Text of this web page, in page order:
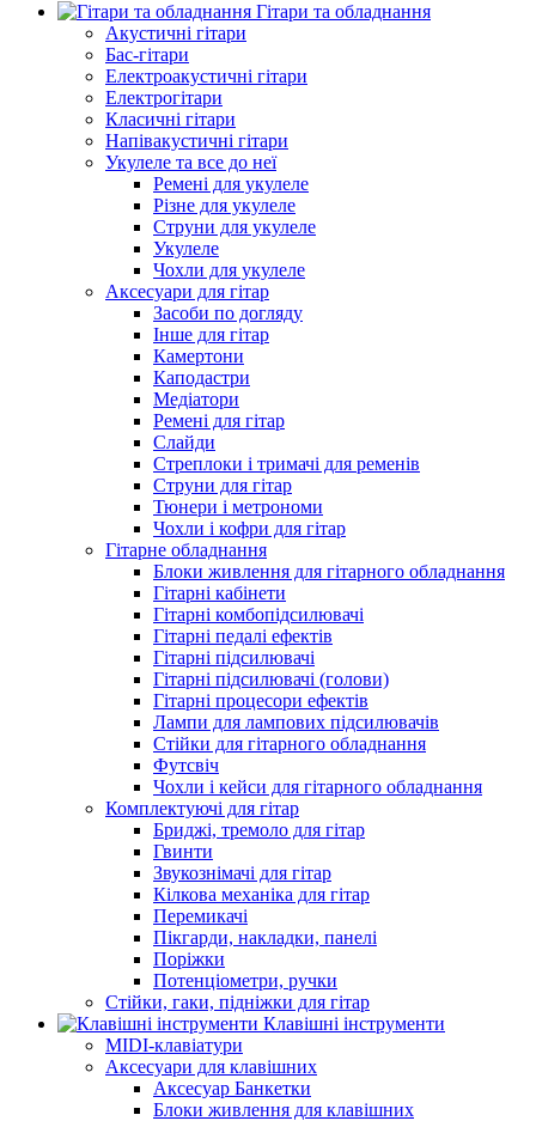
Гітари та обладнання
Акустичні гітари
Бас-гітари
Електроакустичні гітари
Електрогітари
Класичні гітари
Напівакустичні гітари
Укулеле та все до неї
Ремені для укулеле
Різне для укулеле
Струни для укулеле
Укулеле
Чохли для укулеле
Аксесуари для гітар
Засоби по догляду
Інше для гітар
Камертони
Каподастри
Медіатори
Ремені для гітар
Слайди
Стреплоки і тримачі для ременів
Струни для гітар
Тюнери і метрономи
Чохли і кофри для гітар
Гітарне обладнання
Блоки живлення для гітарного обладнання
Гітарні кабінети
Гітарні комбопідсилювачі
Гітарні педалі ефектів
Гітарні підсилювачі
Гітарні підсилювачі (голови)
Гітарні процесори ефектів
Лампи для лампових підсилювачів
Стійки для гітарного обладнання
Футсвіч
Чохли і кейси для гітарного обладнання
Комплектуючі для гітар
Бриджі, тремоло для гітар
Гвинти
Звукознімачі для гітар
Кілкова механіка для гітар
Перемикачі
Пікгарди, накладки, панелі
Поріжки
Потенціометри, ручки
Стійки, гаки, підніжки для гітар
Клавішні інструменти
MIDI-клавіатури
Аксесуари для клавішних
Аксесуар Банкетки
Блоки живлення для клавішних